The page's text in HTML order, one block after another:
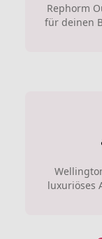
Rephorm
für deinen
luxuriöses